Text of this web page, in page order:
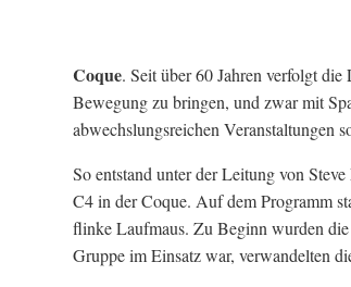
Coque. Seit über 60 Jahren verfolgt
Bewegung zu bringen, und zwar mit
abwechslungsreichen Veranstaltungen
So entstand unter der Leitung von
C4 in der Coque. Auf dem Programm
flinke Laufmaus. Zu Beginn wurden
Gruppe im Einsatz war, verwandelten